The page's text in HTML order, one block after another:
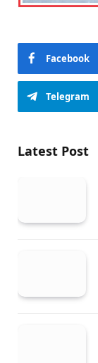
Facebook
Telegram
Latest Post